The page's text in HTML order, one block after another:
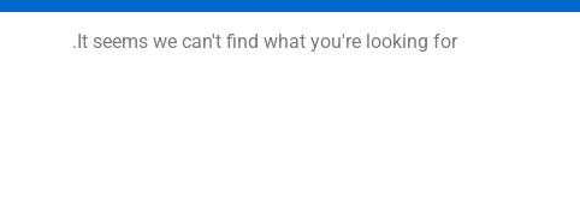
It seems we can't find what you're looking for.